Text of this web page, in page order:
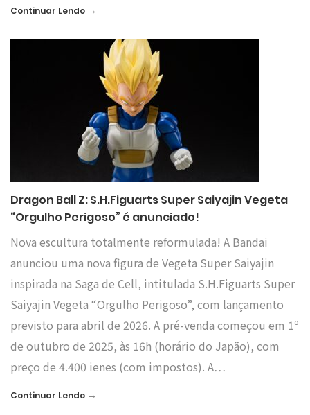
Continuar Lendo →
Dragon Ball Z: S.H.Figuarts Super Saiyajin Vegeta
“Orgulho Perigoso” é anunciado!
Nova escultura totalmente reformulada! A Bandai
anunciou uma nova figura de Vegeta Super Saiyajin
inspirada na Saga de Cell, intitulada S.H.Figuarts Super
Saiyajin Vegeta “Orgulho Perigoso”, com lançamento
previsto para abril de 2026. A pré-venda começou em 1º
de outubro de 2025, às 16h (horário do Japão), com
preço de 4.400 ienes (com impostos). A…
Continuar Lendo →